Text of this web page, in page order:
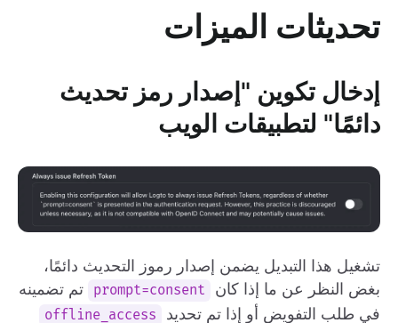
تحديثات الميزات
إدخال تكوين "إصدار رمز تحديث
دائمًا" لتطبيقات الويب
تشغيل هذا التبديل يضمن إصدار رموز التحديث دائمًا،
بغض النظر عن ما إذا كان
prompt=consent
تم تضمينه
في طلب التفويض أو إذا تم تحديد
offline_access